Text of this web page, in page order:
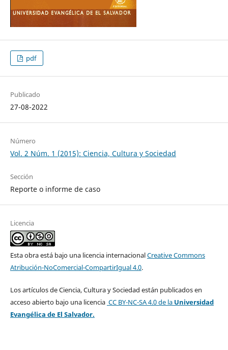
pdf
Publicado
27-08-2022
Número
Vol. 2 Núm. 1 (2015): Ciencia, Cultura y Sociedad
Sección
Reporte o informe de caso
Licencia
Esta obra está bajo una licencia internacionalCreative Commons
Atribución-NoComercial-CompartirIgual 4.0.
Los artículos de Ciencia, Cultura y Sociedad están publicados en
acceso abierto bajo una licencia CC BY-NC-SA 4.0de la Universidad
Evangélica de El Salvador.